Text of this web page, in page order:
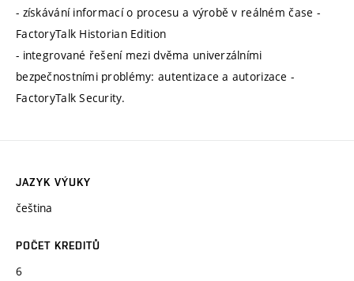
- získávání informací o procesu a výrobě v reálném čase -
FactoryTalk Historian Edition
- integrované řešení mezi dvěma univerzálními
bezpečnostními problémy: autentizace a autorizace -
FactoryTalk Security.
JAZYK VÝUKY
čeština
POČET KREDITŮ
6